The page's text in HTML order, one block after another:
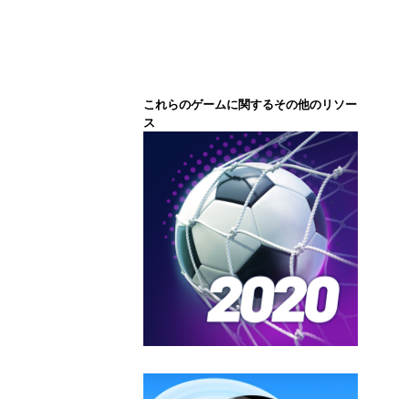
これらのゲームに関するその他のリソー
ス